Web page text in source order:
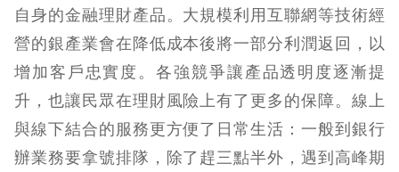
自身的金融理財產品。大規模利用互聯網等技術經
營的銀產業會在降低成本後將一部分利潤返回，以
增加客戶忠實度。各強競爭讓產品透明度逐漸提
升，也讓民眾在理財風險上有了更多的保障。線上
與線下結合的服務更方便了日常生活：一般到銀行
辦業務要拿號排隊，除了趕三點半外，遇到高峰期